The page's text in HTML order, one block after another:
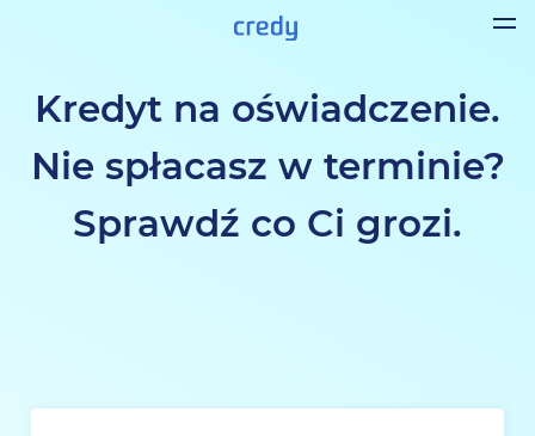
Kredyt na oświadczenie.
Nie spłacasz w terminie?
Sprawdź co Ci grozi.